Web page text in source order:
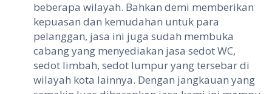
beberapa wilayah. Bahkan demi memberikan
kepuasan dan kemudahan untuk para
pelanggan, jasa ini juga sudah membuka
cabang yang menyediakan jasa sedot WC,
sedot limbah, sedot lumpur yang tersebar di
wilayah kota lainnya. Dengan jangkauan yang